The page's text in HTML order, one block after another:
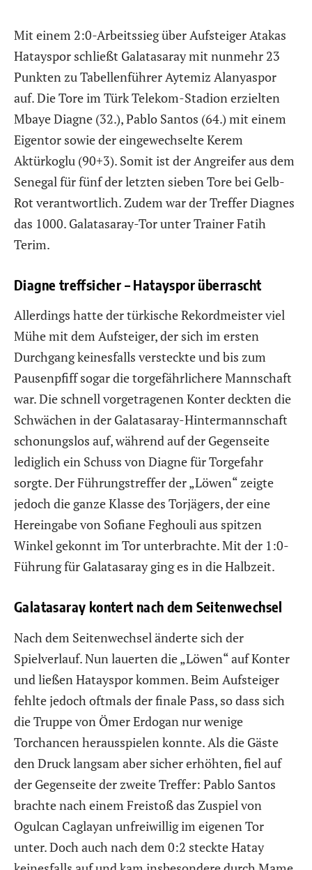
Mit einem 2:0-Arbeitssieg über Aufsteiger Atakas
Hatayspor schließt Galatasaray mit nunmehr 23
Punkten zu Tabellenführer Aytemiz Alanyaspor
auf. Die Tore im Türk Telekom-Stadion erzielten
Mbaye Diagne (32.), Pablo Santos (64.) mit einem
Eigentor sowie der eingewechselte Kerem
Aktürkoglu (90+3). Somit ist der Angreifer aus dem
Senegal für fünf der letzten sieben Tore bei Gelb-
Rot verantwortlich. Zudem war der Treffer Diagnes
das 1000. Galatasaray-Tor unter Trainer Fatih
Terim.
Diagne treffsicher – Hatayspor überrascht
Allerdings hatte der türkische Rekordmeister viel
Mühe mit dem Aufsteiger, der sich im ersten
Durchgang keinesfalls versteckte und bis zum
Pausenpfiff sogar die torgefährlichere Mannschaft
war. Die schnell vorgetragenen Konter deckten die
Schwächen in der Galatasaray-Hintermannschaft
schonungslos auf, während auf der Gegenseite
lediglich ein Schuss von Diagne für Torgefahr
sorgte. Der Führungstreffer der „Löwen“ zeigte
jedoch die ganze Klasse des Torjägers, der eine
Hereingabe von Sofiane Feghouli aus spitzen
Winkel gekonnt im Tor unterbrachte. Mit der 1:0-
Führung für Galatasaray ging es in die Halbzeit.
Galatasaray kontert nach dem Seitenwechsel
Nach dem Seitenwechsel änderte sich der
Spielverlauf. Nun lauerten die „Löwen“ auf Konter
und ließen Hatayspor kommen. Beim Aufsteiger
fehlte jedoch oftmals der finale Pass, so dass sich
die Truppe von Ömer Erdogan nur wenige
Torchancen herausspielen konnte. Als die Gäste
den Druck langsam aber sicher erhöhten, fiel auf
der Gegenseite der zweite Treffer: Pablo Santos
brachte nach einem Freistoß das Zuspiel von
Ogulcan Caglayan unfreiwillig im eigenen Tor
unter. Doch auch nach dem 0:2 steckte Hatay